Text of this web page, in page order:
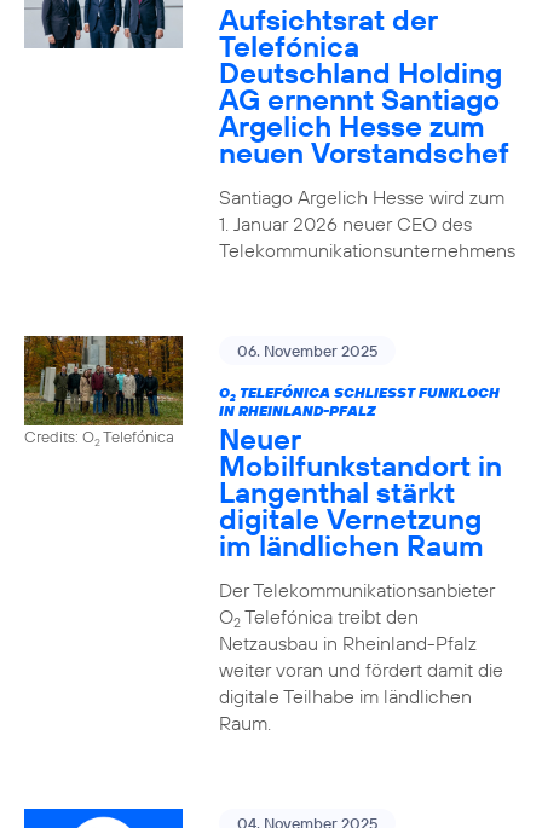
Aufsichtsrat der
Telefónica
Deutschland Holding
AG ernennt Santiago
Argelich Hesse zum
neuen Vorstandschef
Santiago Argelich Hesse wird zum
1. Januar 2026 neuer CEO des
Telekommunikationsunternehmens
Credits: O2Telefónica
06. November 2025
O2TELEFÓNICA SCHLIESST FUNKLOCH I
N RHEINLAND-PFALZ
Neuer
Mobilfunkstandort in
Langenthal stärkt
digitale Vernetzung
im ländlichen Raum
Der Telekommunikationsanbieter
O2Telefónica treibt den
Netzausbau in Rheinland-Pfalz
weiter voran und fördert damit die
digitale Teilhabe im ländlichen
Raum.
04. November 2025